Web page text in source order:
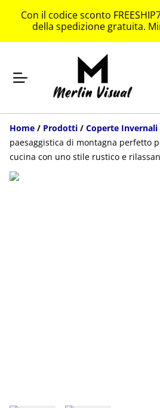
Con il codice sconto
della spedizione gratuita.
Home / Prodotti / Coperte Invernali
paesaggistica di montagna perfetto
cucina con uno stile rustico e